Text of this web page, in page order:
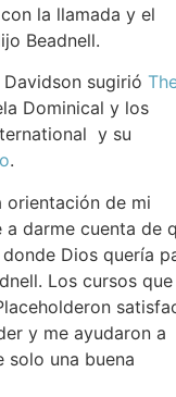
la llamada y el
Beadnell.
sugirió
Dominical y los
y su
.
orientación de mi
darme cuenta de
Dios quería
Los cursos
y me ayudaron a
solo una buena